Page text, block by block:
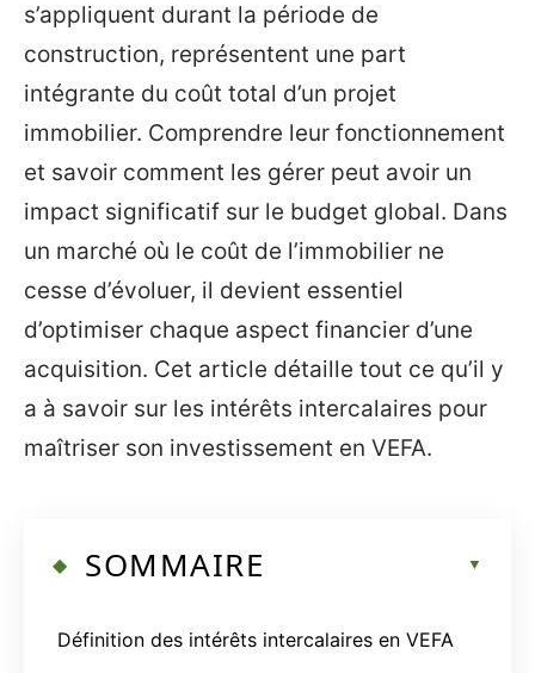
s’appliquent durant la période de
construction, représentent une part
intégrante du coût total d’un projet
immobilier. Comprendre leur fonctionnement
et savoir comment les gérer peut avoir un
impact significatif sur le budget global. Dans
un marché où le coût de l’immobilier ne
cesse d’évoluer, il devient essentiel
d’optimiser chaque aspect financier d’une
acquisition. Cet article détaille tout ce qu’il y
a à savoir sur les intérêts intercalaires pour
maîtriser son investissement en VEFA.
SOMMAIRE
Définition des intérêts intercalaires en VEFA